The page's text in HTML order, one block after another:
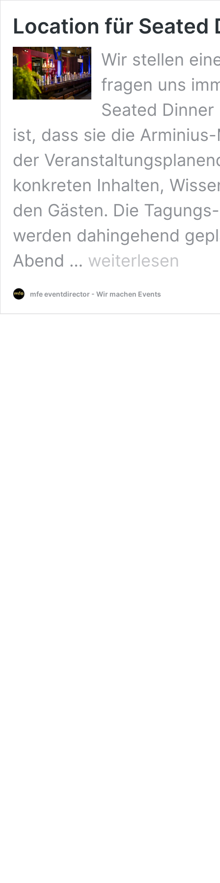
Location für Seated
Wir stellen
fragen uns
Seated
ist, dass sie die
der
konkreten Inhalten,
den Gästen. Die
werden dahingehend
Abend …
Location
für
weiterlesen
mfe eventdirector - Wir machen Events